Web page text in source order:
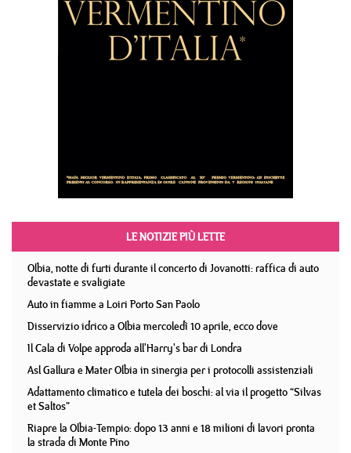
LE NOTIZIE PIÙ LETTE
Olbia, notte di furti durante il concerto di Jovanotti: raffica di auto
devastate e svaligiate
Auto in fiamme a Loiri Porto San Paolo
Disservizio idrico a Olbia mercoledì 10 aprile, ecco dove
Il Cala di Volpe approda all'Harry's bar di Londra
Asl Gallura e Mater Olbia in sinergia per i protocolli assistenziali
Adattamento climatico e tutela dei boschi: al via il progetto “Silvas
et Saltos”
Riapre la Olbia-Tempio: dopo 13 anni e 18 milioni di lavori pronta
la strada di Monte Pino